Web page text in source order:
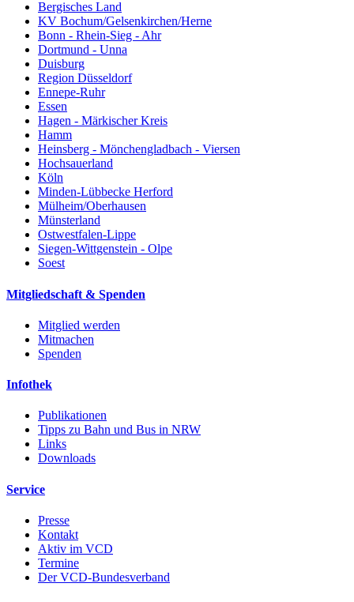
Bergisches Land
KV Bochum/Gelsenkirchen/Herne
Bonn - Rhein-Sieg - Ahr
Dortmund - Unna
Duisburg
Region Düsseldorf
Ennepe-Ruhr
Essen
Hagen - Märkischer Kreis
Hamm
Heinsberg - Mönchengladbach - Viersen
Hochsauerland
Köln
Minden-Lübbecke Herford
Mülheim/Oberhausen
Münsterland
Ostwestfalen-Lippe
Siegen-Wittgenstein - Olpe
Soest
Mitgliedschaft & Spenden
Mitglied werden
Mitmachen
Spenden
Infothek
Publikationen
Tipps zu Bahn und Bus in NRW
Links
Downloads
Service
Presse
Kontakt
Aktiv im VCD
Termine
Der VCD-Bundesverband